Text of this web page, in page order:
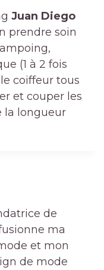
Juan Diego
prendre soin
(1 à 2 fois
coiffeur tous
et couper les
la longueur
de
ma
et mon
de mode